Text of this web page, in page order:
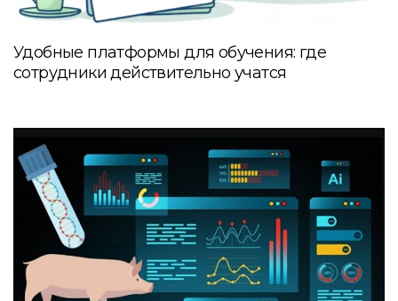
Удобные платформы для обучения: где
сотрудники действительно учатся